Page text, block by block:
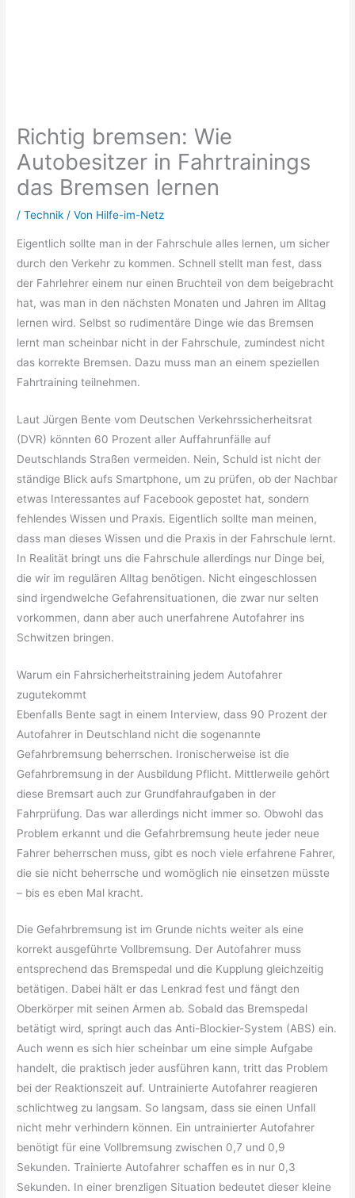
Richtig bremsen: Wie
Autobesitzer in Fahrtrainings
das Bremsen lernen
/Technik / Von Hilfe-im-Netz
Eigentlich sollte man in der Fahrschule alles lernen, um sicher
durch den Verkehr zu kommen. Schnell stellt man fest, dass
der Fahrlehrer einem nur einen Bruchteil von dem beigebracht
hat, was man in den nächsten Monaten und Jahren im Alltag
lernen wird. Selbst so rudimentäre Dinge wie das Bremsen
lernt man scheinbar nicht in der Fahrschule, zumindest nicht
das korrekte Bremsen. Dazu muss man an einem speziellen
Fahrtraining teilnehmen.
Laut Jürgen Bente vom Deutschen Verkehrssicherheitsrat
(DVR) könnten 60 Prozent aller Auffahrunfälle auf
Deutschlands Straßen vermeiden. Nein, Schuld ist nicht der
ständige Blick aufs Smartphone, um zu prüfen, ob der Nachbar
etwas Interessantes auf Facebook gepostet hat, sondern
fehlendes Wissen und Praxis. Eigentlich sollte man meinen,
dass man dieses Wissen und die Praxis in der Fahrschule lernt.
In Realität bringt uns die Fahrschule allerdings nur Dinge bei,
die wir im regulären Alltag benötigen. Nicht eingeschlossen
sind irgendwelche Gefahrensituationen, die zwar nur selten
vorkommen, dann aber auch unerfahrene Autofahrer ins
Schwitzen bringen.
Warum ein Fahrsicherheitstraining jedem Autofahrer
zugutekommt
Ebenfalls Bente sagt in einem Interview, dass 90 Prozent der
Autofahrer in Deutschland nicht die sogenannte
Gefahrbremsung beherrschen. Ironischerweise ist die
Gefahrbremsung in der Ausbildung Pflicht. Mittlerweile gehört
diese Bremsart auch zur Grundfahraufgaben in der
Fahrprüfung. Das war allerdings nicht immer so. Obwohl das
Problem erkannt und die Gefahrbremsung heute jeder neue
Fahrer beherrschen muss, gibt es noch viele erfahrene Fahrer,
die sie nicht beherrsche und womöglich nie einsetzen müsste
– bis es eben Mal kracht.
Die Gefahrbremsung ist im Grunde nichts weiter als eine
korrekt ausgeführte Vollbremsung. Der Autofahrer muss
entsprechend das Bremspedal und die Kupplung gleichzeitig
betätigen. Dabei hält er das Lenkrad fest und fängt den
Oberkörper mit seinen Armen ab. Sobald das Bremspedal
betätigt wird, springt auch das Anti-Blockier-System (ABS) ein.
Auch wenn es sich hier scheinbar um eine simple Aufgabe
handelt, die praktisch jeder ausführen kann, tritt das Problem
bei der Reaktionszeit auf. Untrainierte Autofahrer reagieren
schlichtweg zu langsam. So langsam, dass sie einen Unfall
nicht mehr verhindern können. Ein untrainierter Autofahrer
benötigt für eine Vollbremsung zwischen 0,7 und 0,9
Sekunden. Trainierte Autofahrer schaffen es in nur 0,3
Sekunden. In einer brenzligen Situation bedeutet dieser kleine